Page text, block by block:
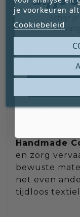
romantische
werkt ook
huis waar
scenario’s:
gebruikt
dressoir dat
Duurzaam
Handmade
en zorg
bewuste
net even
tijdloos
je voorkeuren
Cookiebeleid